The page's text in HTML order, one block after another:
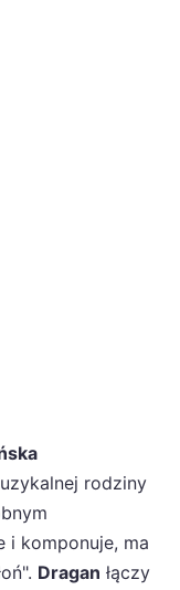
rodziny
i komponuje, ma
Dragan łączy